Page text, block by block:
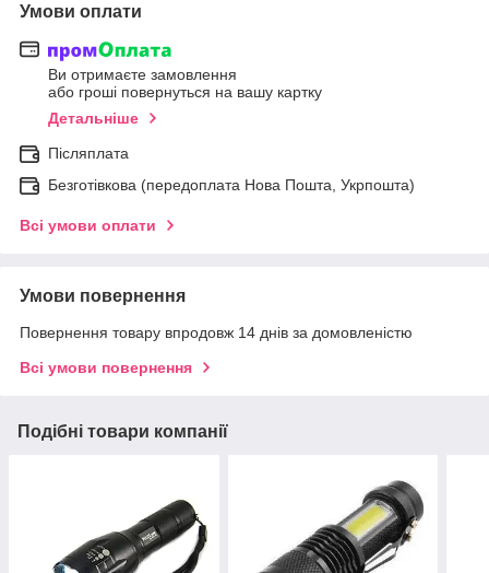
Умови оплати
Ви отримаєте замовлення
або гроші повернуться на вашу картку
Детальніше
Післяплата
Безготівкова (передоплата Нова Пошта, Укрпошта)
Всі умови оплати
Умови повернення
Повернення товару впродовж 14 днів за домовленістю
Всі умови повернення
Подібні товари компанії